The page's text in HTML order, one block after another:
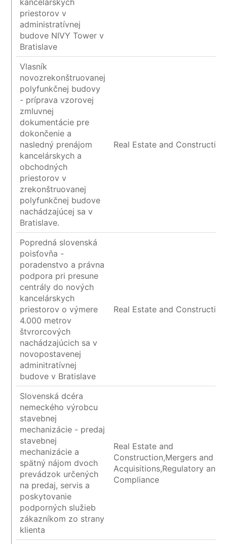
kancelárskych
priestorov v
administratívnej
budove NIVY Tower v
Bratislave
Vlasník
novozrekonštruovanej
polyfunkčnej budovy
- príprava vzorovej
zmluvnej
dokumentácie pre
dokončenie a
nasledný prenájom
kancelárskych a
obchodných
priestorov v
zrekonštruovanej
polyfunkčnej budove
nachádzajúcej sa v
Bratislave.
Real Estate and Construction
Popredná slovenská
poisťovňa -
poradenstvo a právna
podpora pri presune
centrály do nových
kancelárskych
priestorov o výmere
4.000 metrov
štvrorcových
nachádzajúcich sa v
novopostavenej
adminitratívnej
budove v Bratislave
Real Estate and Construction
Slovenská dcéra
nemeckého výrobcu
stavebnej
mechanizácie - predaj
stavebnej
mechanizácie a
spätný nájom dvoch
prevádzok určených
na predaj, servis a
poskytovanie
podporných služieb
zákazníkom zo strany
klienta
Real Estate and
Construction,Mergers and
Acquisitions,Regulatory and
Compliance